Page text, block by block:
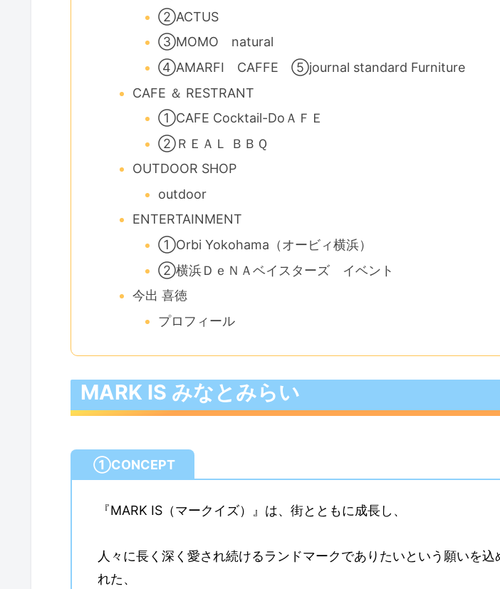
②ACTUS
③MOMO natural
④AMARFI CAFFE ⑤journal standard Furniture
CAFE ＆ RESTRANT
①CAFE Cocktail-DoＡＦＥ
②ＲＥＡＬ ＢＢＱ
OUTDOOR SHOP
outdoor
ENTERTAINMENT
①Orbi Yokohama（オービィ横浜）
②横浜ＤｅＮＡベイスターズ イベント
今出 喜徳
プロフィール
MARK IS みなとみらい
①CONCEPT
『MARK IS（マークイズ）』は、街とともに成長し、
人々に長く深く愛され続けるランドマークでありたいという願いを込
れた、